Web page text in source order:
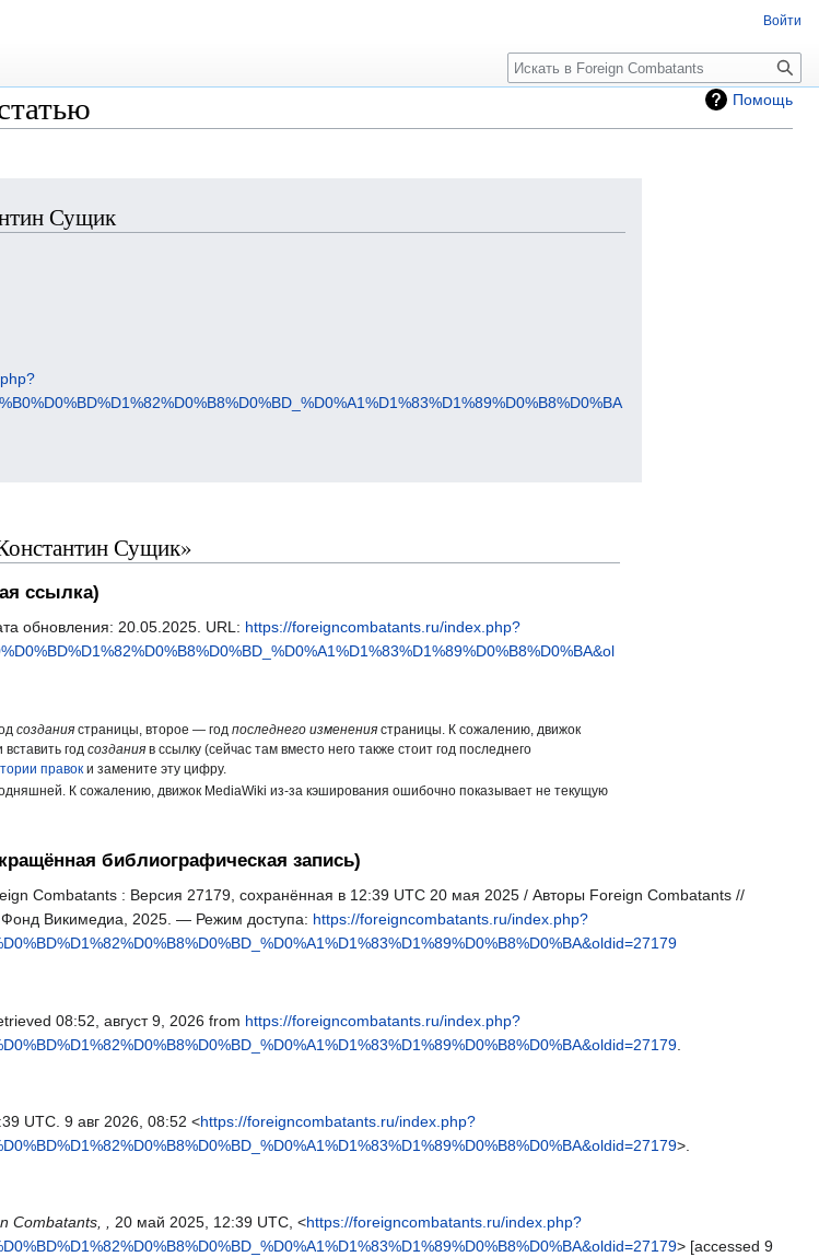
Помощь
Сущик
Сущик»
ссылка)
обновления: 20.05.2025. URL: https://foreigncombatants.ru/index.php?
созданиястраницы, второе — год последнего изменениястраницы. К сожалению, движок
год созданияв ссылку (сейчас там вместо него также стоит год последнего
правоки замените эту цифру.
К сожалению, движок MediaWiki из-за кэширования ошибочно показывает не текущую
библиографическая запись)
Combatants : Версия 27179, сохранённая в 12:39 UTC 20 мая 2025 / Авторы Foreign Combatants //
Викимедиа, 2025. — Режим доступа: https://foreigncombatants.ru/index.php?
08:52, август 9, 2026 from https://foreigncombatants.ru/index.php?
UTC. 9 авг 2026, 08:52 <https://foreigncombatants.ru/index.php?
>.
Combatants, , 20 май 2025, 12:39 UTC, <https://foreigncombatants.ru/index.php?
> [accessed 9
Войти